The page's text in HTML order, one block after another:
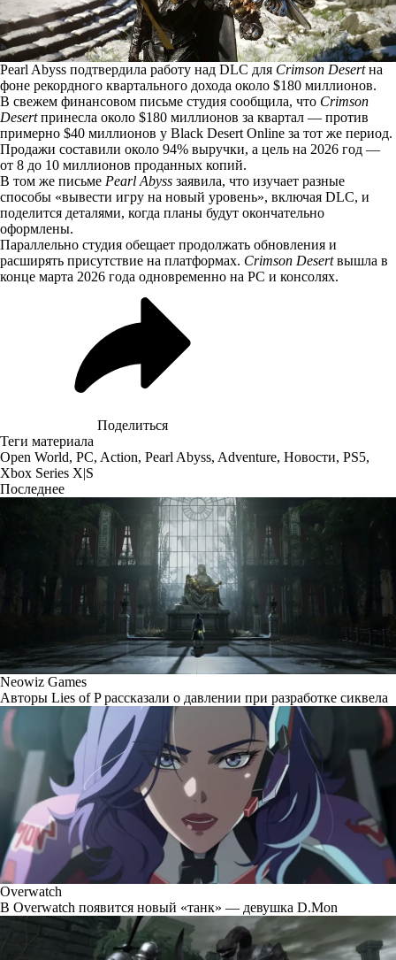
Pearl Abyss подтвердила работу над DLC для Crimson Desertна
фоне рекордного квартального дохода около $180 миллионов.
В свежем финансовом письме студия сообщила, что Crimson
Desertпринесла около $180 миллионов за квартал — против
примерно $40 миллионов у Black Desert Online за тот же период.
Продажи составили около 94% выручки, а цель на 2026 год —
от 8 до 10 миллионов проданных копий.
В том же письме Pearl Abyss заявила, что изучает разные
способы «вывести игру на новый уровень», включая DLC, и
поделится деталями, когда планы будут окончательно
оформлены.
Параллельно студия обещает продолжать обновления и
расширять присутствие на платформах. Crimson Desertвышла в
конце марта 2026 года одновременно на PC и консолях.
Поделиться
Теги материала
Open World, PC, Action, Pearl Abyss, Adventure, Новости, PS5,
Xbox Series X|S
Последнее
Neowiz Games
Авторы Lies of P рассказали о давлении при разработке сиквела
Overwatch
В Overwatch появится новый «танк» — девушка D.Mon